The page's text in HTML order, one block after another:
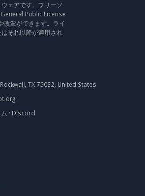
ェアです。フリーソ
Public License
改変ができます。ライ
それ以降が適用され
TX 75032, United States
· Discord